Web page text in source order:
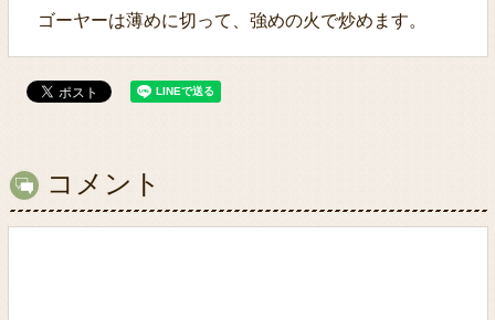
ゴーヤーは薄めに切って、強めの火で炒めます。
コメント